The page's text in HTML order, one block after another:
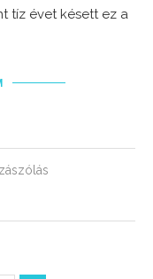
tíz évet késett ez a